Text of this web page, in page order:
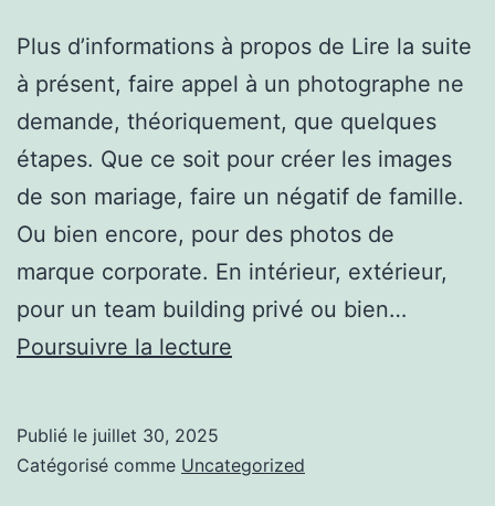
Plus d’informations à propos de Lire la suite
à présent, faire appel à un photographe ne
demande, théoriquement, que quelques
étapes. Que ce soit pour créer les images
de son mariage, faire un négatif de famille.
Ou bien encore, pour des photos de
marque corporate. En intérieur, extérieur,
pour un team building privé ou bien…
Poursuivre la lecture
Lire
Publié le juillet 30, 2025
Catégorisé comme Uncategorized